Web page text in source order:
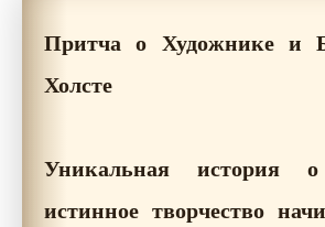
Притча о Художнике и
Холсте
Уникальная история
истинное творчество